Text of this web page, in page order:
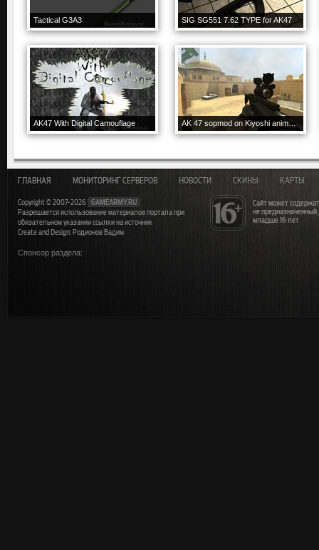
Tactical G3A3 SIG SG551 7.62 TYPE for AK47
AK47 With Digital Camouflage AK 47 sopmod on Kiyoshi animation
Сайт может
не
младше 16 лет
ГЛАВНАЯ МОНИТОРИНГ СЕРВЕРОВ НОВОСТИ СКИНЫ КАРТЫ
Copyright © 2007-2026
GAMEARMY.RU
Разрешается использование материалов портала при
обязательном указании ссылки на источник
Create and Design: Родионов Вадим
Спонсор раздела: